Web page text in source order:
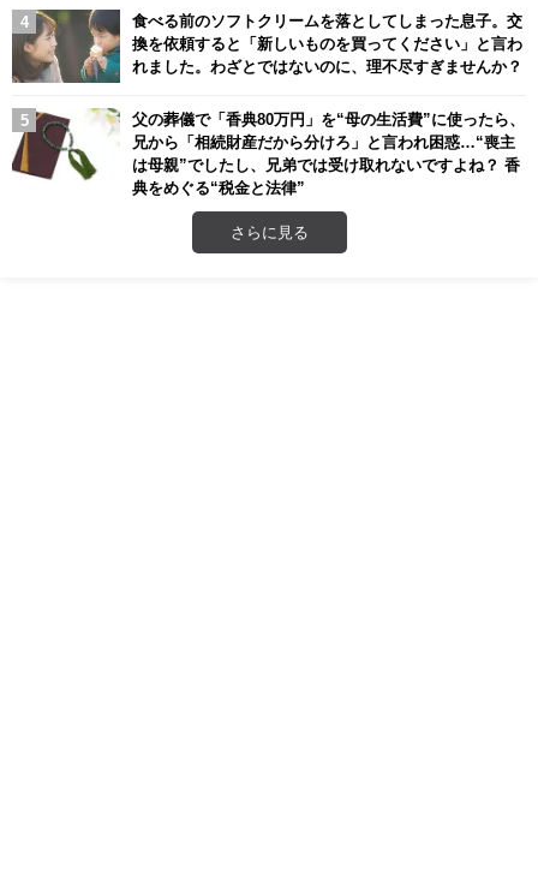
食べる前のソフトクリームを落としてしまった息子。交
換を依頼すると「新しいものを買ってください」と言わ
れました。わざとではないのに、理不尽すぎませんか？
父の葬儀で「香典80万円」を“母の生活費”に使ったら、
兄から「相続財産だから分けろ」と言われ困惑…“喪主
は母親”でしたし、兄弟では受け取れないですよね？ 香
典をめぐる“税金と法律”
さらに見る